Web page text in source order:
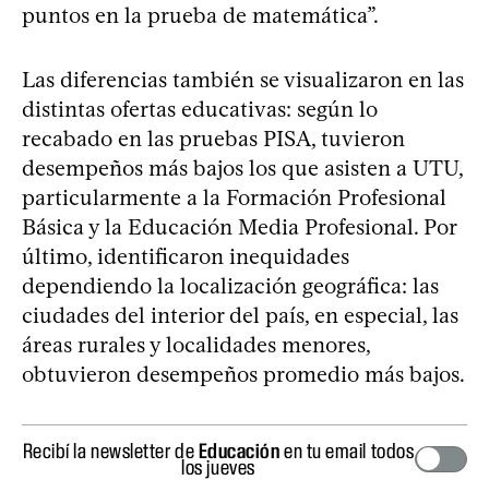
puntos en la prueba de matemática”.
Las diferencias también se visualizaron en las
distintas ofertas educativas: según lo
recabado en las pruebas PISA, tuvieron
desempeños más bajos los que asisten a UTU,
particularmente a la Formación Profesional
Básica y la Educación Media Profesional. Por
último, identificaron inequidades
dependiendo la localización geográfica: las
ciudades del interior del país, en especial, las
áreas rurales y localidades menores,
obtuvieron desempeños promedio más bajos.
Recibí la newsletter deEducaciónen tu email todos
los jueves